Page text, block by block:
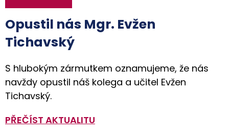
Opustil nás Mgr. Evžen
Tichavský
S hlubokým zármutkem oznamujeme, že nás
navždy opustil náš kolega a učitel Evžen
Tichavský.
PŘEČÍST AKTUALITU